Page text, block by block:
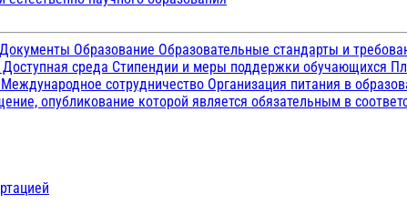
Документы Образование Образовательные стандарты и
среда Стипендии и меры поддержки обучающихся
Международное сотрудничество Организация питания в
опубликование которой является обязательным в